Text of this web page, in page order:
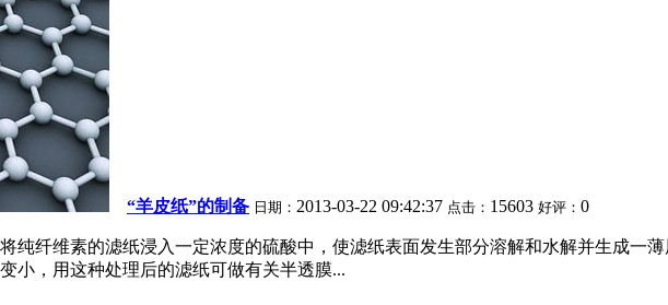
“羊皮纸”的制备 日期： 2013-03-22 09:42:37 点击： 15603 好评： 0
纯纤维素的滤纸浸入一定浓度的硫酸中，使滤纸表面发生部分溶解和水解并生成一
小，用这种处理后的滤纸可做有关半透膜...